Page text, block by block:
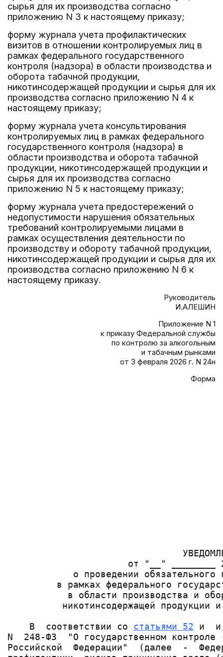
сырья для их производства согласно
приложению N 3 к настоящему приказу;
форму журнала учета профилактических
визитов в отношении контролируемых лиц в
рамках федерального государственного
контроля (надзора) в области производства и
оборота табачной продукции,
никотинсодержащей продукции и сырья для их
производства согласно приложению N 4 к
настоящему приказу;
форму журнала учета консультирования
контролируемых лиц в рамках федерального
государственного контроля (надзора) в
области производства и оборота табачной
продукции, никотинсодержащей продукции и
сырья для их производства согласно
приложению N 5 к настоящему приказу;
форму журнала учета предостережений о
недопустимости нарушения обязательных
требований контролируемыми лицами в
рамках осуществления деятельности по
производству и обороту табачной продукции,
никотинсодержащей продукции и сырья для их
производства согласно приложению N 6 к
настоящему приказу.
Руководитель
И.АЛЕШИН
Приложение N 1
к приказу Федеральной службы
по контролю за алкогольным
и табачным рынками
от 3 февраля 2026 г. N 24н
Форма
от "__" ________
о проведении обязательного
в рамках федерального
в области производства и
никотинсодержащей продукции
    В  соответствии со
статьями 52 и  и
N  248-ФЗ  "О государственном контроле
Российской  Федерации"  (далее  -